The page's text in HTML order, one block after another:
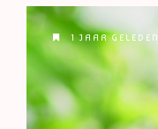
1 JAAR GELEDEN